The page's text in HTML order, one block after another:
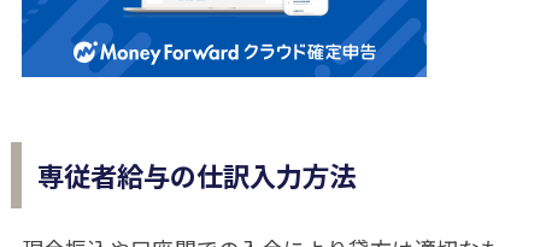
専従者給与の仕訳入力方法